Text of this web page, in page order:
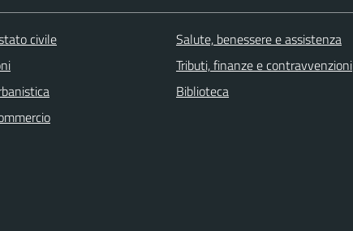
civile
Salute, benessere e assistenza
Tributi, finanze e contravvenzioni
Biblioteca